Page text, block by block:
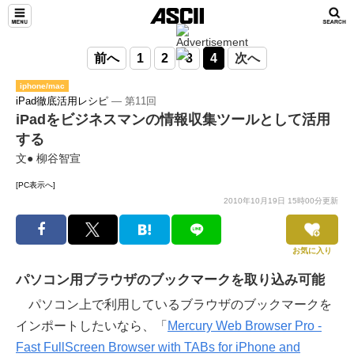
前へ 1 2 3 4 次へ
iphone/mac
iPad徹底活用レシピ ― 第11回
iPadをビジネスマンの情報収集ツールとして活用
する
文● 柳谷智宣
[PC表示へ]
2010年10月19日 15時00分更新
お気に入り
パソコン用ブラウザのブックマークを取り込み可能
パソコン上で利用しているブラウザのブックマークを
インポートしたいなら、「 Mercury Web Browser Pro -
Fast FullScreen Browser with TABs for iPhone and